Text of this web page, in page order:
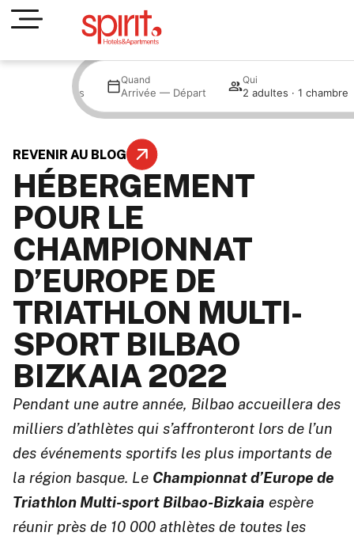
All hotels
Quand
Arrivée — Départ
Qui
2 adultes · 1 chambre
REVENIR AU BLOG
HÉBERGEMENT
POUR LE
CHAMPIONNAT
D’EUROPE DE
TRIATHLON MULTI-
SPORT BILBAO
BIZKAIA 2022
Pendant une autre année, Bilbao accueillera des
milliers d’athlètes qui s’affronteront lors de l’un
des événements sportifs les plus importants de
la région basque. Le Championnat d’Europe de
Triathlon Multi-sport Bilbao-Bizkaia espère
réunir près de 10 000 athlètes de toutes les